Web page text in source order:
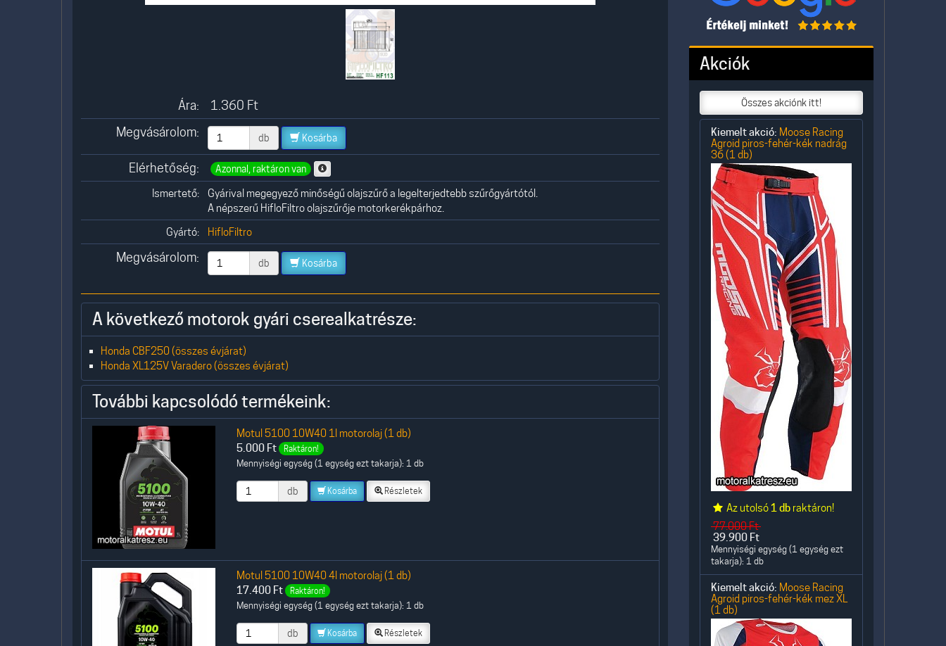
Ára: 1.360 Ft
Megvásárolom:
db Kosárba
Elérhetőség: Azonnal, raktáron van
Ismertető:
Gyárival megegyező minőségű olajszűrő a legelterjedtebb szűrőgyártótól.
A népszerű HifloFiltro olajszűrője motorkerékpárhoz.
Gyártó:
HifloFiltro
Megvásárolom: db Kosárba
A következő motorok gyári cserealkatrésze:
Honda CBF250 (összes évjárat)
Honda XL125V Varadero (összes évjárat)
További kapcsolódó termékeink:
Motul 5100 10W40 1l motorolaj (1 db)
5.000 Ft Raktáron!
Mennyiségi egység (1 egység ezt takarja): 1 db
db Kosárba Részletek
Motul 5100 10W40 4l motorolaj (1 db)
17.400 Ft Raktáron!
Mennyiségi egység (1 egység ezt takarja): 1 db
db Kosárba Részletek
Akciók
Összes akciónk itt!
Kiemelt akció: Moose Racing
Agroid piros-fehér-kék nadrág
36 (1 db)
Az utolsó 1 db raktáron!
77.000Ft
39.900 Ft
Mennyiségi egység (1 egység ezt
takarja): 1 db
Kiemelt akció: Moose Racing
Agroid piros-fehér-kék mez XL
(1 db)